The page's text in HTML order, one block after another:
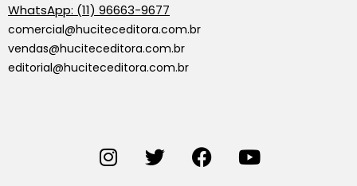
WhatsApp: (11) 96663-9677
comercial@huciteceditora.com.br
vendas@huciteceditora.com.br
editorial@huciteceditora.com.br